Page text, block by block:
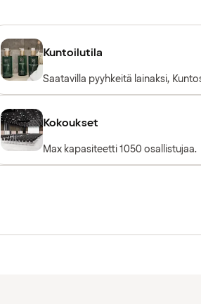
Kuntoilutila
Saatavilla pyyhkeitä lainaksi,
Kardiolaitteet, Vapaapainot,
Kokoukset
Max kapasiteetti 1050 osallistujaa.